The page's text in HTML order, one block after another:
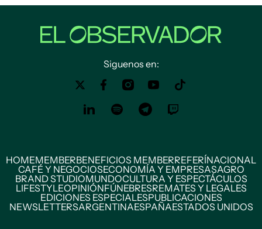
Siguenos en:
HOMEMEMBERBENEFICIOS MEMBERREFERÍNACIONAL
CAFÉ Y NEGOCIOSECONOMÍA Y EMPRESASAGRO
BRAND STUDIOMUNDOCULTURA Y ESPECTÁCULOS
LIFESTYLEOPINIÓNFÚNEBRESREMATES Y LEGALES
EDICIONES ESPECIALESPUBLICACIONES
NEWSLETTERSARGENTINAESPAÑAESTADOS UNIDOS